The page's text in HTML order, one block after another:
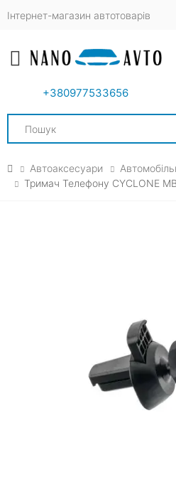
Інтернет-магазин автотоварів
Toggle mobile
+380977533656
Search
Автоаксесуари
Тримач Телефону CYCLONE